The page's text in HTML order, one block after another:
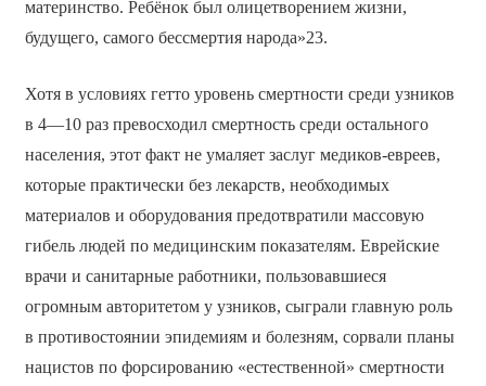
материнство. Ребёнок был олицетворением жизни,
будущего, самого бессмертия народа»23.
Хотя в условиях гетто уровень смертности среди узников
в 4—10 раз превосходил смертность среди остального
населения, этот факт не умаляет заслуг медиков-евреев,
которые практически без лекарств, необходимых
материалов и оборудования предотвратили массовую
гибель людей по медицинским показателям. Еврейские
врачи и санитарные работники, пользовавшиеся
огромным авторитетом у узников, сыграли главную роль
в противостоянии эпидемиям и болезням, сорвали планы
нацистов по форсированию «естественной» смертности